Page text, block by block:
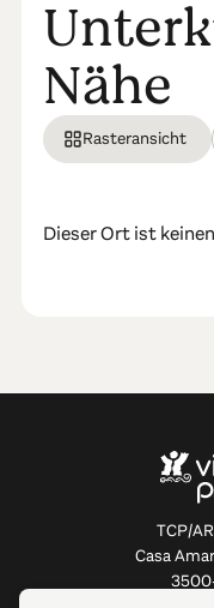
Nähe
Rasteransicht
Dieser Ort ist
TCP/
Casa